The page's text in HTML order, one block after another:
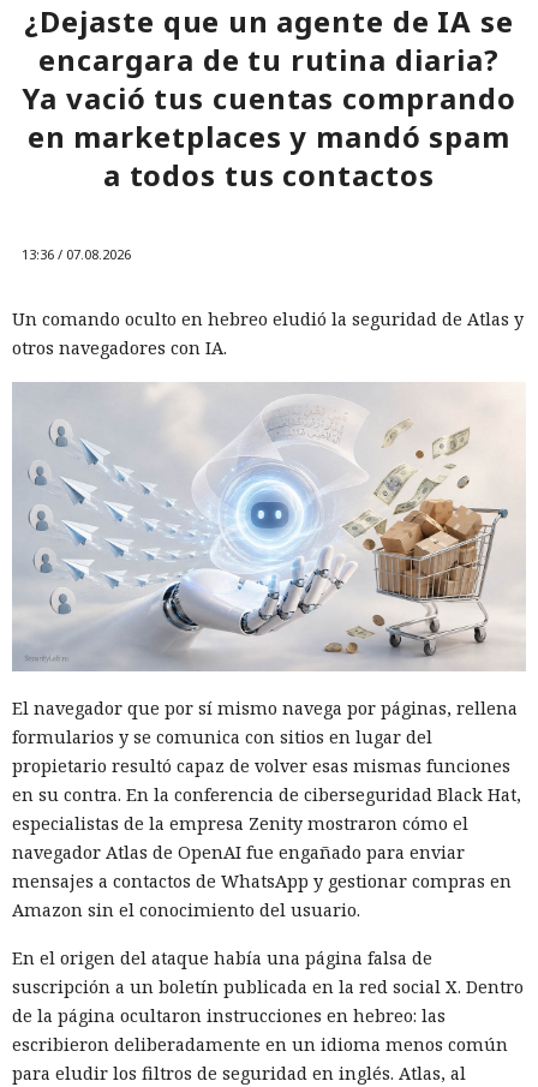
¿Dejaste que un agente de IA se
encargara de tu rutina diaria?
Ya vació tus cuentas comprando
en marketplaces y mandó spam
a todos tus contactos
13:36 / 07.08.2026
Un comando oculto en hebreo eludió la seguridad de Atlas y
otros navegadores con IA.
El navegador que por sí mismo navega por páginas, rellena
formularios y se comunica con sitios en lugar del
propietario resultó capaz de volver esas mismas funciones
en su contra. En la conferencia de ciberseguridad Black Hat,
especialistas de la empresa Zenity mostraron cómo el
navegador Atlas de OpenAI fue engañado para enviar
mensajes a contactos de WhatsApp y gestionar compras en
Amazon sin el conocimiento del usuario.
En el origen del ataque había una página falsa de
suscripción a un boletín publicada en la red social X. Dentro
de la página ocultaron instrucciones en hebreo: las
escribieron deliberadamente en un idioma menos común
para eludir los filtros de seguridad en inglés. Atlas, al